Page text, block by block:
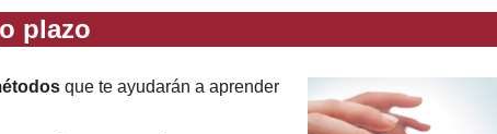
plazo
que te ayudarán a aprender